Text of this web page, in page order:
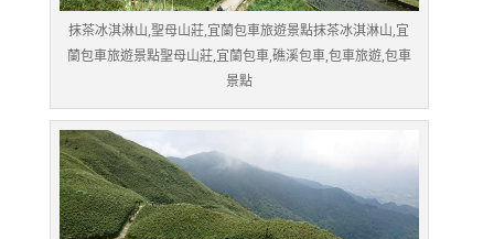
抹茶冰淇淋山,聖母山莊,宜蘭包車旅遊景點抹茶冰淇淋山,宜
蘭包車旅遊景點聖母山莊,宜蘭包車,礁溪包車,包車旅遊,包車
景點